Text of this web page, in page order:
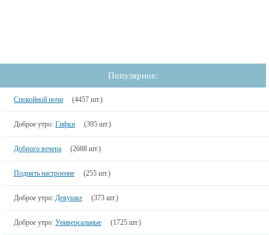
Популярное:
Спокойной ночи (4457 шт.)
Доброе утро: Гифки (395 шт.)
Доброго вечера (2688 шт.)
Поднять настроение (255 шт.)
Доброе утро: Девушке (373 шт.)
Доброе утро: Универсальные (1725 шт.)